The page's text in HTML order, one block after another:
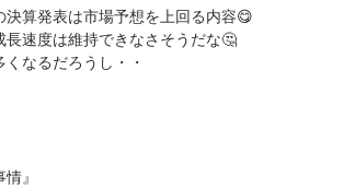
決算発表は市場予想を上回る内容😋
長速度は維持できなさそうだな🤔
なるだろうし・・
』